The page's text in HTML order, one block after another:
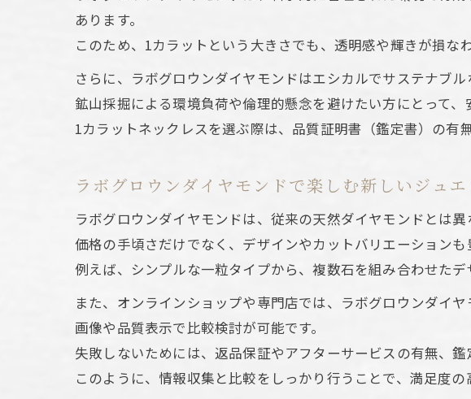
価格差を実感
コストと品質
エシカル視点から
ラボグロウン
ラボグロウン
エシカル消費
現代女性に支
ラボグロウンダイ
ラボグロウン
1カラットネッ
ラボグロウン
あります。
このため、1カラットという大きさでも、透明感や輝きが損な
さらに、ラボグロウンダイヤモンドはエシカルでサステナブル
鉱山採掘による環境負荷や倫理的懸念を避けたい方にとって、
1カラットネックレスを選ぶ際は、品質証明書（鑑定書）の有
ラボグロウンダイヤモンドで楽しむ新しいジュ
ラボグロウンダイヤモンドは、従来の天然ダイヤモンドとは
価格の手頃さだけでなく、デザインやカットバリエーション
例えば、シンプルな一粒タイプから、複数石を組み合わせた
また、オンラインショップや専門店では、ラボグロウンダイ
画像や品質表示で比較検討が可能です。
失敗しないためには、返品保証やアフターサービスの有無、鑑
このように、情報収集と比較をしっかり行うことで、満足度の